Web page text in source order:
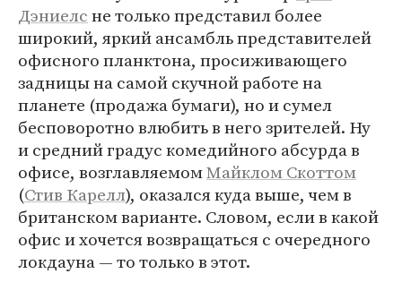
Дэниелсне только представил более
широкий, яркий ансамбль представителей
офисного планктона, просиживающего
задницы на самой скучной работе на
планете (продажа бумаги), но и сумел
бесповоротно влюбить в него зрителей. Ну
и средний градус комедийного абсурда в
офисе, возглавляемомМайклом Скоттом
(Стив Карелл), оказался куда выше, чем в
британском варианте. Словом, если в какой
офис и хочется возвращаться с очередного
локдауна — то только в этот.